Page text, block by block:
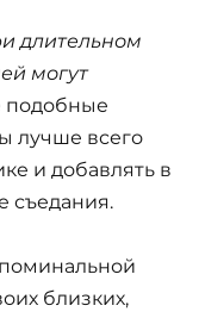
длительном
могут
подобные
лучше всего
и добавлять в
съедания.
близких,